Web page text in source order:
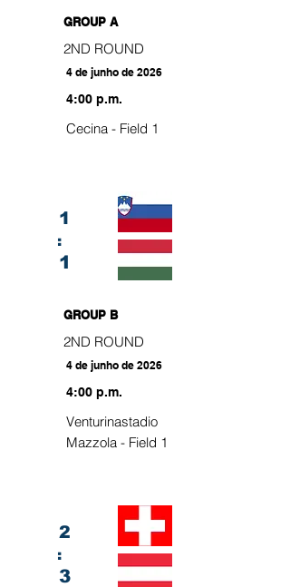
GROUP A
4 de junho de 2026
4:00 p.m.
Cecina - Field 1
2ND ROUND
1
:
1
GROUP B
4 de junho de 2026
4:00 p.m.
Venturinastadio
Mazzola - Field 1
2ND ROUND
2
:
3